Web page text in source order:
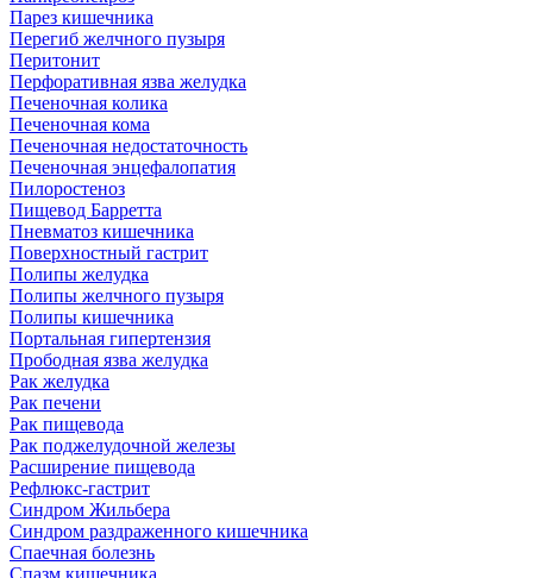
Парез кишечника
Перегиб желчного пузыря
Перитонит
Перфоративная язва желудка
Печеночная колика
Печеночная кома
Печеночная недостаточность
Печеночная энцефалопатия
Пилоростеноз
Пищевод Барретта
Пневматоз кишечника
Поверхностный гастрит
Полипы желудка
Полипы желчного пузыря
Полипы кишечника
Портальная гипертензия
Прободная язва желудка
Рак желудка
Рак печени
Рак пищевода
Рак поджелудочной железы
Расширение пищевода
Рефлюкс-гастрит
Синдром Жильбера
Синдром раздраженного кишечника
Спаечная болезнь
Спазм кишечника